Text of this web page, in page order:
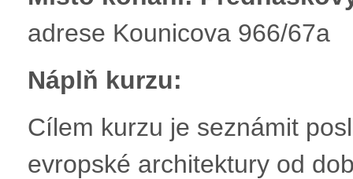
adrese Kounicova 966/67a
Náplň kurzu:
Cílem kurzu je seznámit
evropské architektury od